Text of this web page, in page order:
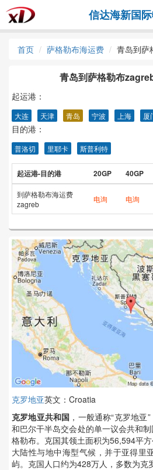
信达海新国
首页 萨格勒布海运费 青岛到萨
青岛到萨格勒布
起运港：
大连 天津 青岛 宁波 上海 厦
目的港：
普洛切 里耶卡 斯普利特
起运港-目的港 20GP 40GP
到萨格勒布海运费
zagreb
电询 电询
克罗地亚英文：Croatia
克罗地亚共和国 ，一般通称“克罗地
和巴尔干半岛交会处的单一议会共和
格勒布。克国其领土面积为56,594平
大陆性与地中海型气候，并于亚得里
屿。克国人口约为428万人，多数为克